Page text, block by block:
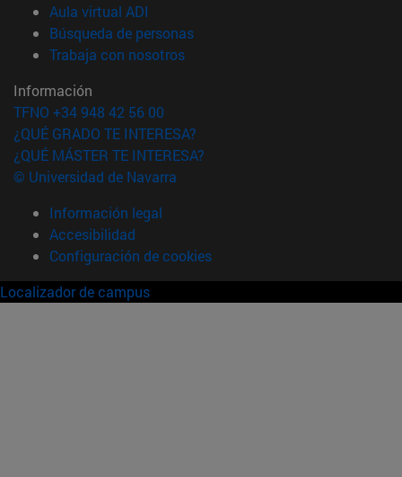
Aula virtual ADI
Búsqueda de personas(abre en nueva ventana)
Trabaja con nosotros(abre en nueva ventana)
Información
TFNO +34 948 42 56 00
¿QUÉ GRADO TE INTERESA?
¿QUÉ MÁSTER TE INTERESA?
© Universidad de Navarra
Información legal
Accesibilidad
Configuración de cookies
Localizador de campus